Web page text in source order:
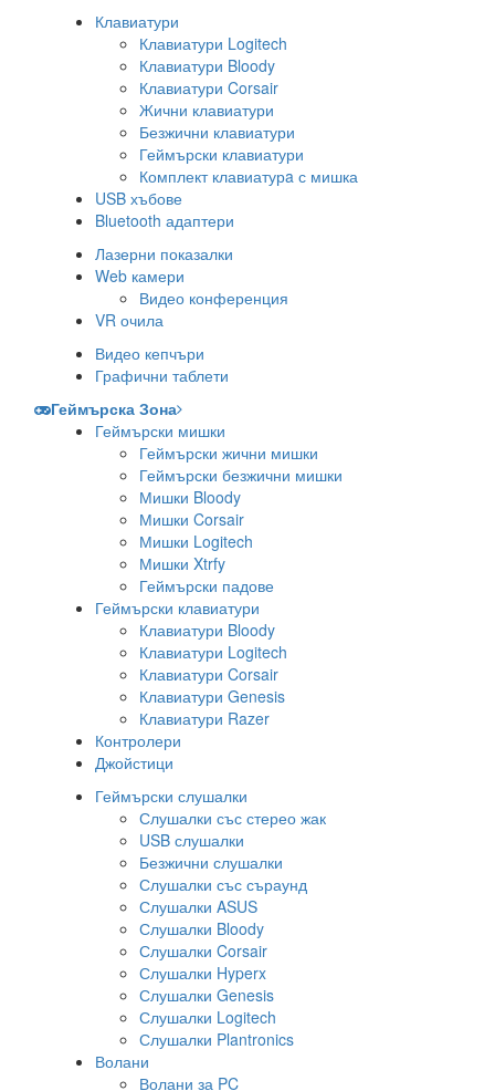
Клавиатури
Клавиатури Logitech
Клавиатури Bloody
Клавиатури Corsair
Жични клавиатури
Безжични клавиатури
Геймърски клавиатури
Комплект клавиатурa с мишка
USB хъбове
Bluetooth адаптери
Лазерни показалки
Web камери
Видео конференция
VR очила
Видео кепчъри
Графични таблети
Геймърска Зона
Геймърски мишки
Геймърски жични мишки
Геймърски безжични мишки
Мишки Bloody
Мишки Corsair
Мишки Logitech
Мишки Xtrfy
Геймърски падове
Геймърски клавиатури
Клавиатури Bloody
Клавиатури Logitech
Клавиатури Corsair
Клавиатури Genesis
Клавиатури Razer
Контролери
Джойстици
Геймърски слушалки
Слушалки със стерео жак
USB слушалки
Безжични слушалки
Слушалки със съраунд
Слушалки ASUS
Слушалки Bloody
Слушалки Corsair
Слушалки Hyperx
Слушалки Genesis
Слушалки Logitech
Слушалки Plantronics
Волани
Волани за PC